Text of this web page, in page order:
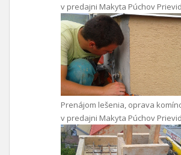
v predajni Makyta Púchov
Prenájom lešenia, oprava
v predajni Makyta Púchov